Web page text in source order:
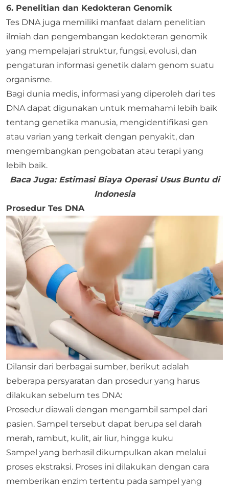
6. Penelitian dan Kedokteran Genomik
Tes DNA juga memiliki manfaat dalam penelitian
ilmiah dan pengembangan kedokteran genomik
yang mempelajari struktur, fungsi, evolusi, dan
pengaturan informasi genetik dalam genom suatu
organisme.
Bagi dunia medis, informasi yang diperoleh dari tes
DNA dapat digunakan untuk memahami lebih baik
tentang genetika manusia, mengidentifikasi gen
atau varian yang terkait dengan penyakit, dan
mengembangkan pengobatan atau terapi yang
lebih baik.
Baca Juga: Estimasi Biaya Operasi Usus Buntu di
Indonesia
Prosedur Tes DNA
Dilansir dari berbagai sumber, berikut adalah
beberapa persyaratan dan prosedur yang harus
dilakukan sebelum tes DNA:
Prosedur diawali dengan mengambil sampel dari
pasien. Sampel tersebut dapat berupa sel darah
merah, rambut, kulit, air liur, hingga kuku
Sampel yang berhasil dikumpulkan akan melalui
proses ekstraksi. Proses ini dilakukan dengan cara
memberikan enzim tertentu pada sampel yang